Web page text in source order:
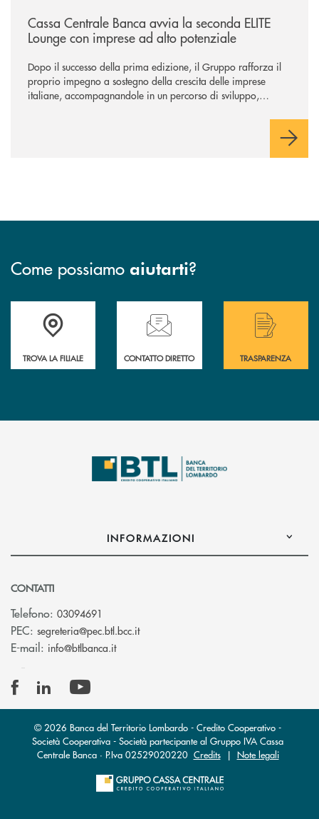
Cassa Centrale Banca avvia la seconda ELITE
Lounge con imprese ad alto potenziale
Dopo il successo della prima edizione, il Gruppo rafforza il
proprio impegno a sostegno della crescita delle imprese
italiane, accompagnandole in un percorso di sviluppo,
Come possiamo aiutarti?
Accedi all' elenco completo delle filiali .
TROVA LA FILIALE
Hai bisogno di assistenza immediata?
CONTATTO DIRETTO
Hai bisogno di
TRASPARENZA
INFORMAZIONI
CONTATTI
Telefono: 03094691
PEC: segreteria@pec.btl.bcc.it(si apre l’app di posta elettronica)
E-mail: info@btlbanca.it(si apre l’app di posta elettronica)
© 2026 Banca del Territorio Lombardo - Credito Cooperativo -
Società Cooperativa - Società partecipante al Gruppo IVA Cassa
Centrale Banca · P.Iva 02529020220 Credits| Note legali